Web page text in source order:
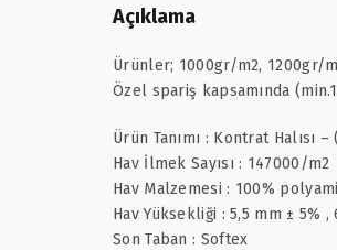
Açıklama
Ürünler; 1000gr/m2, 1200gr/
Özel spariş kapsamında
Ürün Tanımı : Kontrat Halısı
Hav İlmek Sayısı : 147000/m2
Hav Malzemesi : 100%
Hav Yüksekliği : 5,5 mm ± 5% ,
Son Taban : Softex